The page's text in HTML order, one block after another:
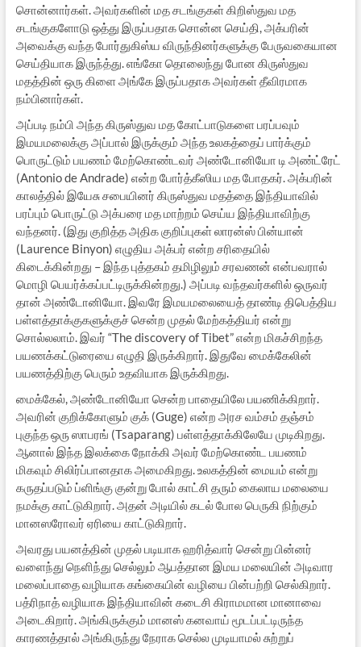
சொன்னார்கள். அவர்களின் மத சடங்குகள் கிறிஸ்துவ மத
சடங்குகளோடு ஒத்து இருப்பதாக சொன்ன செய்தி, அக்பரின்
அவைக்கு வந்த போர்துகிஸ்ய விருந்தினர்களுக்கு பேருவகையான
செய்தியாக இருந்த்து. எங்கோ தொலைந்து போன கிருஸ்துவ
மதத்தின் ஒரு கிளை அங்கே இருப்பதாக அவர்கள் தீவிரமாக
நம்பினார்கள்.
அப்படி நம்பி அந்த கிருஸ்துவ மத கோட்பாடுகளை பரப்பவும்
இமயமலைக்கு அப்பால் இருக்கும் அந்த உலகத்தைப் பார்க்கும்
பொருட்டும் பயணம் மேற்கொண்டவர் அண்டோனியோ டி அண்ட்ரேட்
(Antonio de Andrade) என்ற போர்த்கீஸிய மத போதகர். அக்பரின்
காலத்தில் இயேசு சபையினர் கிருஸ்துவ மதத்தை இந்தியாவில்
பரப்பும் பொருட்டு அக்பரை மத மாற்றம் செய்ய இந்தியாவிற்கு
வந்தனர். (இது குறித்த அதிக குறிப்புகள் லாரன்ஸ் பின்யான்
(Laurence Binyon) எழுதிய அக்பர் என்ற சரிதையில்
கிடைக்கின்றது – இந்த புத்தகம் தமிழிலும் சரவணன் என்பவரால்
மொழி பெயர்க்கப்பட்டிருக்கின்றது.) அப்படி வந்தவர்களில் ஒருவர்
தான் அண்டோனியோ. இவரே இமயமலையைத் தாண்டி திபெத்திய
பள்ளத்தாக்குகளுக்குச் சென்ற முதல் மேற்கத்தியர் என்று
சொல்லலாம். இவர் “The discovery of Tibet” என்ற மிகச்சிறந்த
பயணக்கட்டுரையை எழுதி இருக்கிறார். இதுவே மைக்கேலின்
பயணத்திற்கு பெரும் உதவியாக இருக்கிறது.
மைக்கேல், அண்டோனியோ சென்ற பாதையிலே பயணிக்கிறார்.
அவரின் குறிக்கோளும் குக் (Guge) என்ற அரச வம்சம் தஞ்சம்
புகுந்த ஒரு ஸாபரங் (Tsaparang) பள்ளத்தாக்கிலேயே முடிகிறது.
ஆனால் இந்த இலக்கை நோக்கி அவர் மேற்கொண்ட பயணம்
மிகவும் சிலிர்ப்பானதாக அமைகிறது. உலகத்தின் மையம் என்று
கருதப்படும் ப்ளிங்கு குன்று போல் காட்சி தரும் கைலாய மலையை
நமக்கு காட்டுகிறார். அதன் அடியில் கடல் போல பெருகி நிற்கும்
மானஸரோவர் ஏரியை காட்டுகிறார்.
அவரது பயனத்தின் முதல் படியாக ஹரித்வார் சென்று பின்னர்
வளைந்து நெளிந்து செல்லும் ஆபத்தான இமய மலையின் அடிவார
மலைப்பாதை வழியாக கங்கையின் வழியை பின்பற்றி செல்கிறார்.
பத்ரிநாத் வழியாக இந்தியாவின் கடைசி கிராமமான மானாவை
அடைகிறார். அங்கிருக்கும் மானஸ் கனவாய் மூடப்பட்டிருந்த
காரணத்தால் அங்கிருந்து நேராக செல்ல முடியாமல் சுற்றுப்